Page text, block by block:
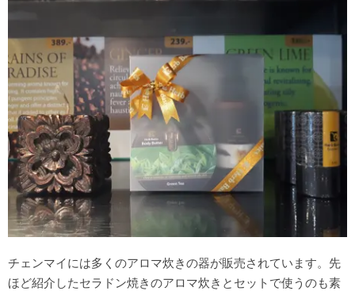
チェンマイには多くのアロマ炊きの器が販売されています。先
ほど紹介したセラドン焼きのアロマ炊きとセットで使うのも素